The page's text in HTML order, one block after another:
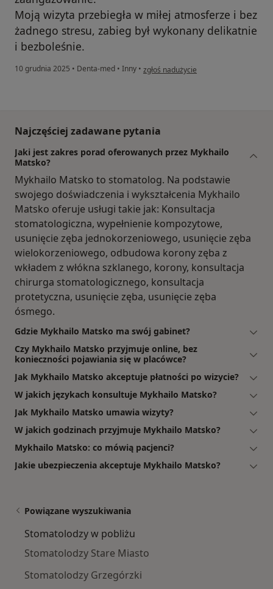
Moją wizyta przebiegła w miłej atmosferze i bez
żadnego stresu, zabieg był wykonany delikatnie
i bezboleśnie.
10 grudnia 2025 • Denta-med • Inny • w opinii użytkownika Sylwia
zgłoś nadużycie
Najczęściej zadawane pytania
Jaki jest zakres porad oferowanych przez Mykhailo
Matsko?
Mykhailo Matsko to stomatolog. Na podstawie
swojego doświadczenia i wykształcenia Mykhailo
Matsko oferuje usługi takie jak: Konsultacja
stomatologiczna, wypełnienie kompozytowe,
usunięcie zęba jednokorzeniowego, usunięcie zęba
wielokorzeniowego, odbudowa korony zęba z
wkładem z włókna szklanego, korony, konsultacja
chirurga stomatologicznego, konsultacja
protetyczna, usunięcie zęba, usunięcie zęba
ósmego.
Gdzie Mykhailo Matsko ma swój gabinet?
Czy Mykhailo Matsko przyjmuje online, bez
konieczności pojawiania się w placówce?
Jak Mykhailo Matsko akceptuje płatności po wizycie?
W jakich językach konsultuje Mykhailo Matsko?
Jak Mykhailo Matsko umawia wizyty?
W jakich godzinach przyjmuje Mykhailo Matsko?
Mykhailo Matsko: co mówią pacjenci?
Jakie ubezpieczenia akceptuje Mykhailo Matsko?
Powiązane wyszukiwania
Stomatolodzy w pobliżu
Stomatolodzy Stare Miasto
Stomatolodzy Grzegórzki